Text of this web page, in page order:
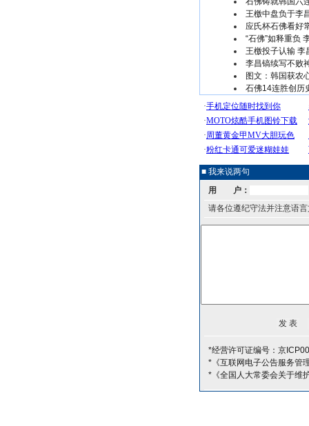
王檄中盘负于李
应氏杯石佛看好
“石佛”如释重负
王檄投子认输 李
李昌镐续写不败
图文：韩国获农
石佛14连胜创历
■ 我来说两句
用 户：
请各位遵纪守法并注意语
*经营许可证编号：京
*《互联网电子公告服务管
*《全国人大常委会关于维